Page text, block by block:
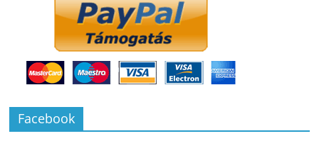
Facebook